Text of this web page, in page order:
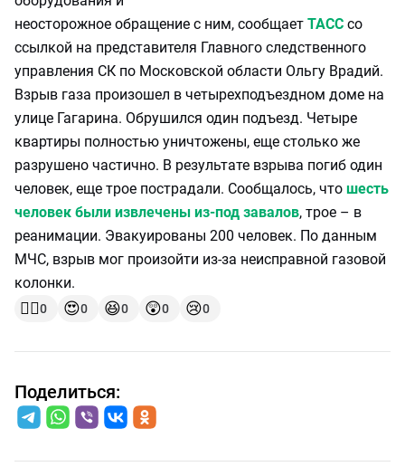
неосторожное обращение с ним, сообщает ТАСС со
ссылкой на представителя Главного следственного
управления СК по Московской области Ольгу Врадий.
Взрыв газа произошел в четырехподъездном доме на
улице Гагарина. Обрушился один подъезд. Четыре
квартиры полностью уничтожены, еще столько же
разрушено частично. В результате взрыва погиб один
человек, еще трое пострадали. Сообщалось, что шесть
человек были извлечены из-под завалов, трое – в
реанимации. Эвакуированы 200 человек. По данным
МЧС, взрыв мог произойти из-за неисправной газовой
колонки.
👍🏻0 😍0 😆0 😲0 😢0
Поделиться: